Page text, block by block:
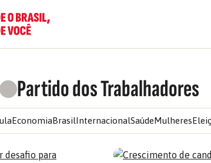
Partido dos Trabalhadores
EconomiaBrasilInternacionalSaúdeMulheres